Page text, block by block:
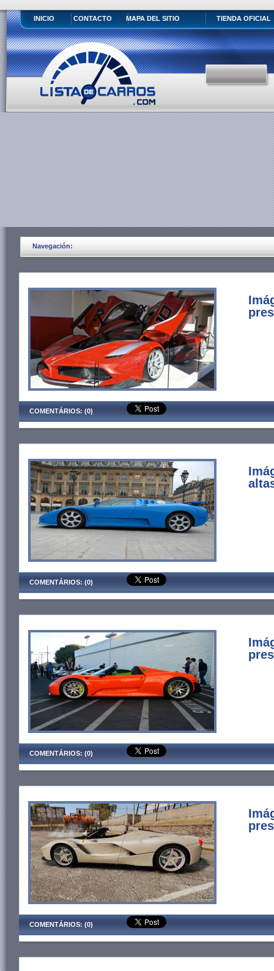
INICIO CONTACTO MAPA DEL SITIO TIENDA OFICIAL
Navegación:
COMENTÁRIOS: (0)
COMENTÁRIOS: (0)
COMENTÁRIOS: (0)
COMENTÁRIOS: (0)